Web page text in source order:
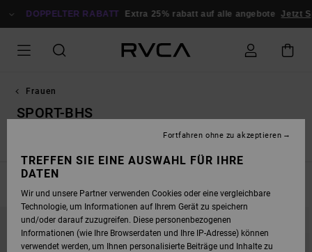
ZUR
DOPPELTER RABATT Extra 25% rabatt auf alle angebote Jetzt
Frauen
SPORT-BHS
DIREKT
FILTERKRITERIEN
ÜBERSPRINGEN
FILTERN
TREFFEN SIE EINE AUSWAHL FÜR IHRE
DATEN
Wir und unsere Partner verwenden Cookies oder eine vergleichbare
Technologie, um Informationen auf Ihrem Gerät zu speichern
und/oder darauf zuzugreifen. Diese personenbezogenen
Informationen (wie Ihre Browserdaten und Ihre IP-Adresse) können
verwendet werden, um Ihnen personalisierte Beiträge und Inhalte zu
Fortfahren ohne zu akzeptieren